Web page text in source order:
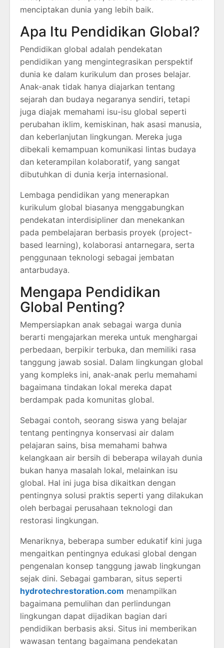
menciptakan dunia yang lebih baik.
Apa Itu Pendidikan Global?
Pendidikan global adalah pendekatan
pendidikan yang mengintegrasikan perspektif
dunia ke dalam kurikulum dan proses belajar.
Anak-anak tidak hanya diajarkan tentang
sejarah dan budaya negaranya sendiri, tetapi
juga diajak memahami isu-isu global seperti
perubahan iklim, kemiskinan, hak asasi manusia,
dan keberlanjutan lingkungan. Mereka juga
dibekali kemampuan komunikasi lintas budaya
dan keterampilan kolaboratif, yang sangat
dibutuhkan di dunia kerja internasional.
Lembaga pendidikan yang menerapkan
kurikulum global biasanya menggabungkan
pendekatan interdisipliner dan menekankan
pada pembelajaran berbasis proyek (project-
based learning), kolaborasi antarnegara, serta
penggunaan teknologi sebagai jembatan
antarbudaya.
Mengapa Pendidikan
Global Penting?
Mempersiapkan anak sebagai warga dunia
berarti mengajarkan mereka untuk menghargai
perbedaan, berpikir terbuka, dan memiliki rasa
tanggung jawab sosial. Dalam lingkungan global
yang kompleks ini, anak-anak perlu memahami
bagaimana tindakan lokal mereka dapat
berdampak pada komunitas global.
Sebagai contoh, seorang siswa yang belajar
tentang pentingnya konservasi air dalam
pelajaran sains, bisa memahami bahwa
kelangkaan air bersih di beberapa wilayah dunia
bukan hanya masalah lokal, melainkan isu
global. Hal ini juga bisa dikaitkan dengan
pentingnya solusi praktis seperti yang dilakukan
oleh berbagai perusahaan teknologi dan
restorasi lingkungan.
Menariknya, beberapa sumber edukatif kini juga
mengaitkan pentingnya edukasi global dengan
pengenalan konsep tanggung jawab lingkungan
sejak dini. Sebagai gambaran, situs seperti
hydrotechrestoration.com menampilkan
bagaimana pemulihan dan perlindungan
lingkungan dapat dijadikan bagian dari
pendidikan berbasis aksi. Situs ini memberikan
wawasan tentang bagaimana pendekatan